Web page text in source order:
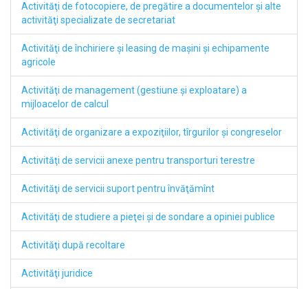
Activităţi de fotocopiere, de pregătire a documentelor şi alte
activităţi specializate de secretariat
Activităţi de închiriere şi leasing de maşini şi echipamente
agricole
Activităţi de management (gestiune şi exploatare) a
mijloacelor de calcul
Activităţi de organizare a expoziţiilor, tîrgurilor şi congreselor
Activităţi de servicii anexe pentru transporturi terestre
Activităţi de servicii suport pentru învăţămînt
Activităţi de studiere a pieţei şi de sondare a opiniei publice
Activităţi după recoltare
Activităţi juridice